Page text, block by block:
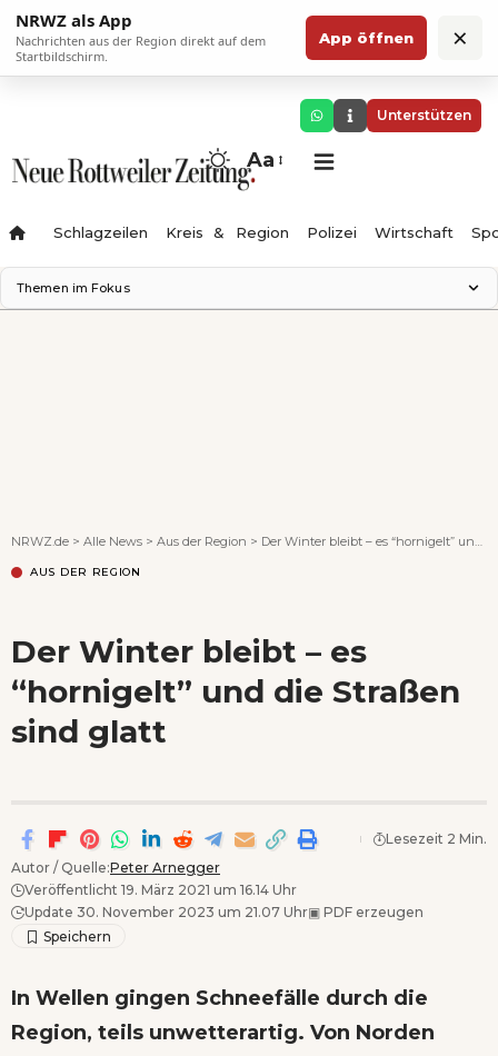
NRWZ als App
Nachrichten aus der Region direkt auf dem
Startbildschirm.
App öffnen ×
Unterstützen
Aa
Schlagzeilen Kreis & Region Polizei Wirtschaft
Themen im Fokus
NRWZ.de > Alle News > Aus der Region > Der Winter bleibt – es “hornigelt” und die Straßen sind glatt
AUS DER REGION
Der Winter bleibt – es
“hornigelt” und die Straßen
sind glatt
Autor / Quelle:Peter Arnegger
Veröffentlicht 19. März 2021 um 16.14 Uhr
Update 30. November 2023 um 21.07 Uhr▣ PDF erzeugen
Lesezeit 2 Min.
In Wellen gingen Schneefälle durch die
Region, teils unwetterartig. Von Norden